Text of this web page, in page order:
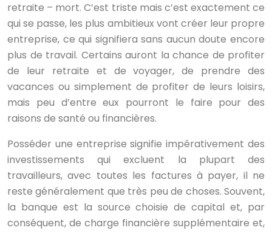
retraite – mort. C’est triste mais c’est exactement ce
qui se passe, les plus ambitieux vont créer leur propre
entreprise, ce qui signifiera sans aucun doute encore
plus de travail. Certains auront la chance de profiter
de leur retraite et de voyager, de prendre des
vacances ou simplement de profiter de leurs loisirs,
mais peu d’entre eux pourront le faire pour des
raisons de santé ou financières.
Posséder une entreprise signifie impérativement des
investissements qui excluent la plupart des
travailleurs, avec toutes les factures à payer, il ne
reste généralement que très peu de choses. Souvent,
la banque est la source choisie de capital et, par
conséquent, de charge financière supplémentaire et,